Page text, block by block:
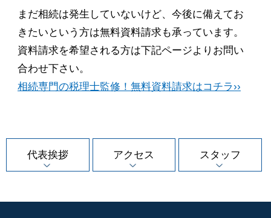
まだ相続は発生していないけど、今後に備えてお
きたいという方は無料資料請求も承っています。
資料請求を希望される方は下記ページよりお問い
合わせ下さい。
相続専門の税理士監修！無料資料請求はコチラ››
代表挨拶 アクセス スタッフ